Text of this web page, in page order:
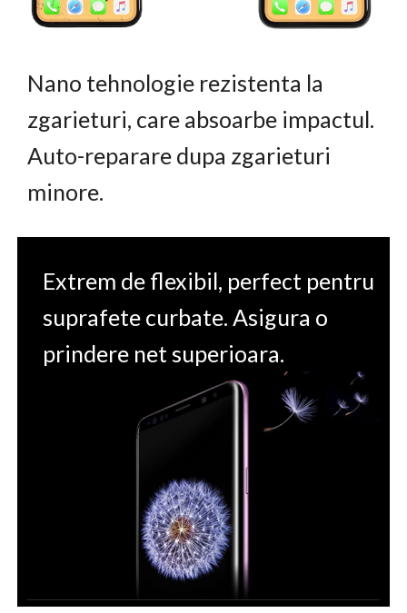
Nano tehnologie rezistenta la
zgarieturi, care absoarbe impactul.
Auto-reparare dupa zgarieturi
minore.
Extrem de flexibil, perfect pentru
suprafete curbate. Asigura o
prindere net superioara.